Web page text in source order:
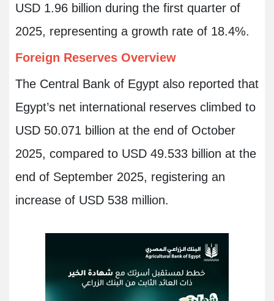
USD 1.96 billion during the first quarter of
2025, representing a growth rate of 18.4%.
Foreign Reserves Overview
The Central Bank of Egypt also reported that
Egypt’s net international reserves climbed to
USD 50.071 billion at the end of October
2025, compared to USD 49.533 billion at the
end of September 2025, registering an
increase of USD 538 million.